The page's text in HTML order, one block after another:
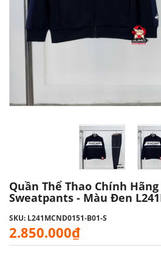
Quần Thể Thao Chính
Sweatpants - Màu Đen
SKU: L241MCND0151-B01-S
2.850.000₫